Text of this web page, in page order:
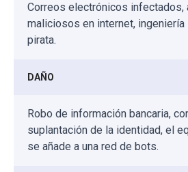
Correos electrónicos infectados,
maliciosos en internet,
pirata.
DAÑO
Robo de información bancaria,
suplantación de la identidad, el
se añade a una red de bots.